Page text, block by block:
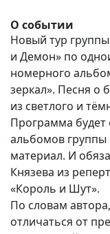
О событии
Новый тур
и Демон» по
номерного
зеркал». Песня о
из светлого и
Программа будет
альбомов группы
материал. И
Князева из
«Король и Шут».
По словам
отличаться от